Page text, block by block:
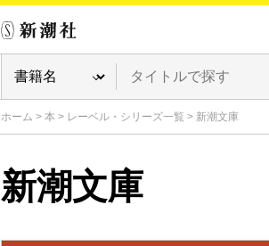
ホーム > 本 > レーベル・シリーズ一覧 > 新潮文庫
新潮文庫